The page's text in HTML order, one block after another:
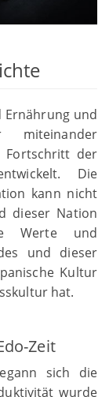
Ernährung und
miteinander
Fortschritt der
Die
kann nicht
dieser Nation
Werte und
und dieser
Kultur
hat.
Zeit
sich die
wurde